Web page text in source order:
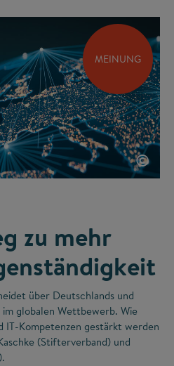
MEINUNG
©
zu mehr
über Deutschlands und
globalen Wettbewerb. Wie
Kompetenzen gestärkt werden
(Stifterverband) und